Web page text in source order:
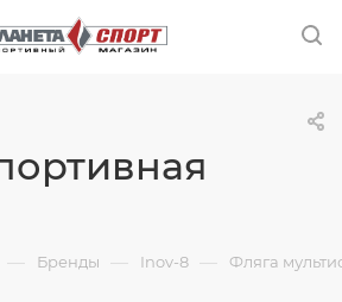
— Бренды — Inov-8 — Фляга